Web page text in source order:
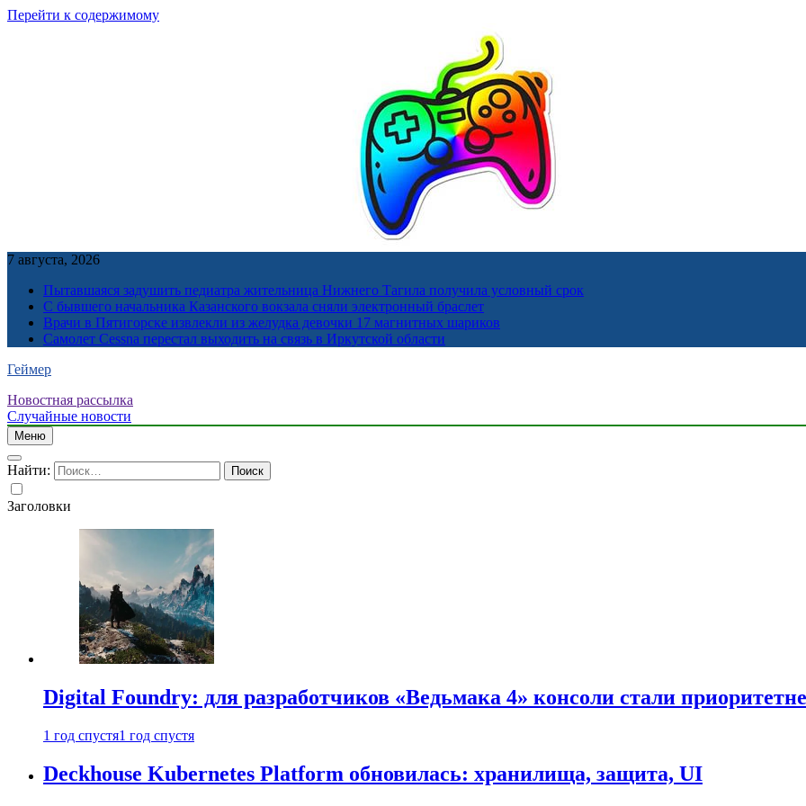
Перейти к содержимому
7 августа, 2026
Пытавшаяся задушить педиатра жительница Нижнего Тагила получила условный срок
С бывшего начальника Казанского вокзала сняли электронный браслет
Врачи в Пятигорске извлекли из желудка девочки 17 магнитных шариков
Самолет Cessna перестал выходить на связь в Иркутской области
Геймер
Новостная рассылка
Случайные новости
Меню
Найти:
Заголовки
Digital Foundry: для разработчиков «Ведьмака 4» консоли стали
1 год спустя1 год спустя
Deckhouse Kubernetes Platform обновилась: хранилища, защита, UI